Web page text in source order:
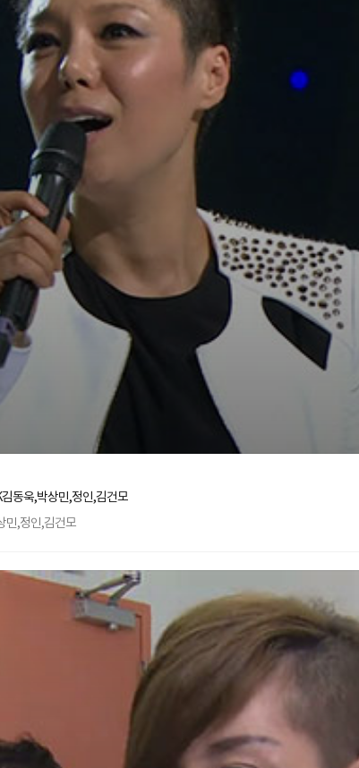
동욱,박상민,정인,김건모
민,정인,김건모